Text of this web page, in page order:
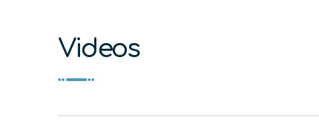
Videos